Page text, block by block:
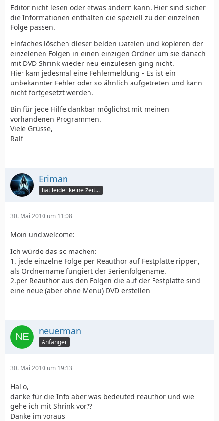
Editor nicht lesen oder etwas ändern kann. Hier sind sicher
die Informationen enthalten die speziell zu der einzelnen
Folge passen.
Einfaches löschen dieser beiden Dateien und kopieren der
einzelenen Folgen in einen einzigen Ordner um sie danach
mit DVD Shrink wieder neu einzulesen ging nicht.
Hier kam jedesmal eine Fehlermeldung - Es ist ein
unbekannter Fehler oder so ähnlich aufgetreten und kann
nicht fortgesetzt werden.
Bin für jede Hilfe dankbar möglichst mit meinen
vorhandenen Programmen.
Viele Grüsse,
Ralf
Eriman
hat leider keine Zeit...
30. Mai 2010 um 11:08
Moin und:welcome:
Ich würde das so machen:
1. jede einzelne Folge per Reauthor auf Festplatte rippen,
als Ordnername fungiert der Serienfolgename.
2.per Reauthor aus den Folgen die auf der Festplatte sind
eine neue (aber ohne Menü) DVD erstellen
neuerman
Anfänger
30. Mai 2010 um 19:13
Hallo,
danke für die Info aber was bedeuted reauthor und wie
gehe ich mit Shrink vor??
Danke im voraus.